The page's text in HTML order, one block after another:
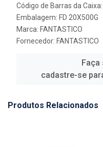
Código de Barras da
Embalagem: FD 20X500G
Marca: FANTASTICO
Fornecedor: FANTASTICO
Faça
cadastre-se
Produtos Relacionados